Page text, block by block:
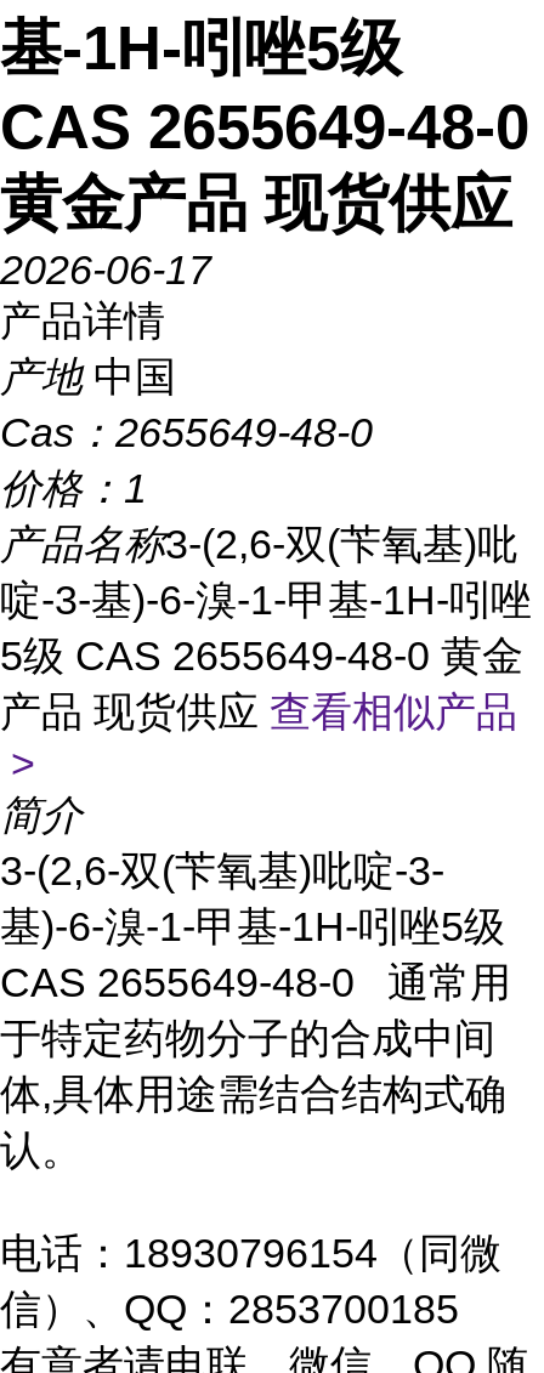
基-1H-吲唑5级
CAS 2655649-48-0
黄金产品 现货供应
2026-06-17
产品详情
产地 中国
Cas： 2655649-48-0
价格： 1
产品名称3-(2,6-双(苄氧基)吡
啶-3-基)-6-溴-1-甲基-1H-吲唑
5级 CAS 2655649-48-0 黄金
产品 现货供应 查看相似产品
>
简介
3-(2,6-双(苄氧基)吡啶-3-
基)-6-溴-1-甲基-1H-吲唑5级
CAS 2655649-48-0 通常用
于特定药物分子的合成中间
体,具体用途需结合结构式确
认。
电话：18930796154（同微
信）、QQ：2853700185